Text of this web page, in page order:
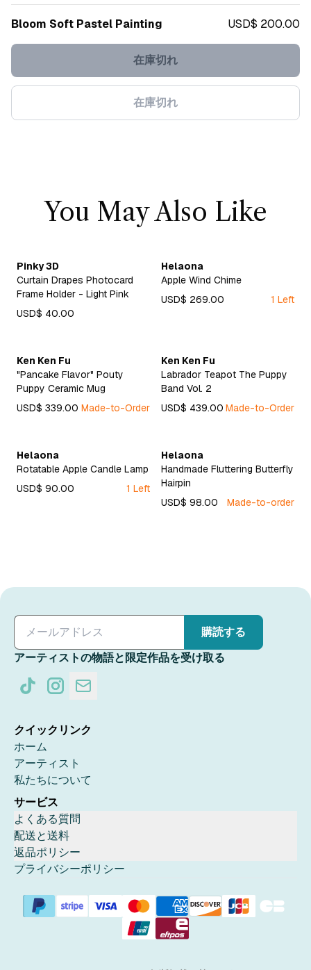
Bloom Soft Pastel Painting USD$ 200.00
在庫切れ
在庫切れ
You May Also Like
Pinky 3D
Curtain Drapes Photocard
Frame Holder - Light Pink
USD$ 40.00
Helaona
Apple Wind Chime
USD$ 269.00
1 Left
Ken Ken Fu
"Pancake Flavor" Pouty
Puppy Ceramic Mug
USD$ 339.00 Made-to-Order
Ken Ken Fu
Labrador Teapot The Puppy
Band Vol. 2
USD$ 439.00 Made-to-Order
Helaona
Rotatable Apple Candle Lamp
USD$ 90.00
1 Left
Helaona
Handmade Fluttering Butterfly
Hairpin
USD$ 98.00
Made-to-order
購読する
アーティストの物語と限定作品を受け取る
クイックリンク
ホーム
アーティスト
私たちについて
サービス
よくある質問
配送と送料
返品ポリシー
プライバシーポリシー